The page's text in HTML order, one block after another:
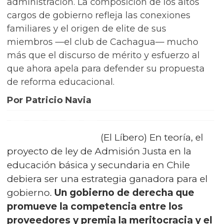
cargos de gobierno refleja las conexiones
familiares y el origen de elite de sus
miembros —el club de Cachagua— mucho
más que el discurso de mérito y esfuerzo al
que ahora apela para defender su propuesta
de reforma educacional.
Por Patricio Navia
(El Líbero) En teoría, el
proyecto de ley de Admisión Justa en la
educación básica y secundaria en Chile
debiera ser una estrategia ganadora para el
gobierno. Un gobierno de derecha que
promueve la competencia entre los
proveedores y premia la meritocracia y el